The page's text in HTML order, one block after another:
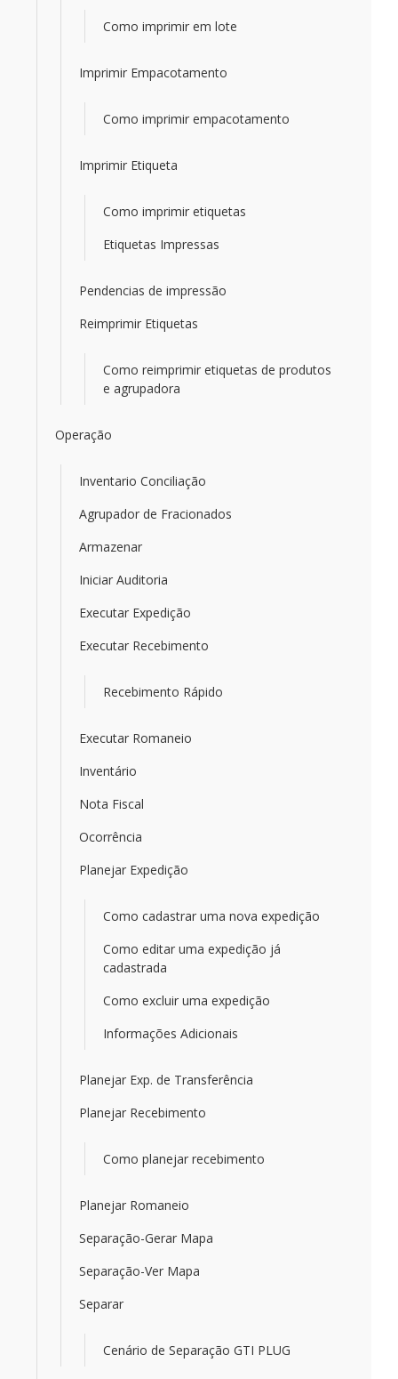
Como imprimir em lote
Imprimir Empacotamento
Como imprimir empacotamento
Imprimir Etiqueta
Como imprimir etiquetas
Etiquetas Impressas
Pendencias de impressão
Reimprimir Etiquetas
Como reimprimir etiquetas de produtos
e agrupadora
Operação
Inventario Conciliação
Agrupador de Fracionados
Armazenar
Iniciar Auditoria
Executar Expedição
Executar Recebimento
Recebimento Rápido
Executar Romaneio
Inventário
Nota Fiscal
Ocorrência
Planejar Expedição
Como cadastrar uma nova expedição
Como editar uma expedição já
cadastrada
Como excluir uma expedição
Informações Adicionais
Planejar Exp. de Transferência
Planejar Recebimento
Como planejar recebimento
Planejar Romaneio
Separação-Gerar Mapa
Separação-Ver Mapa
Separar
Cenário de Separação GTI PLUG